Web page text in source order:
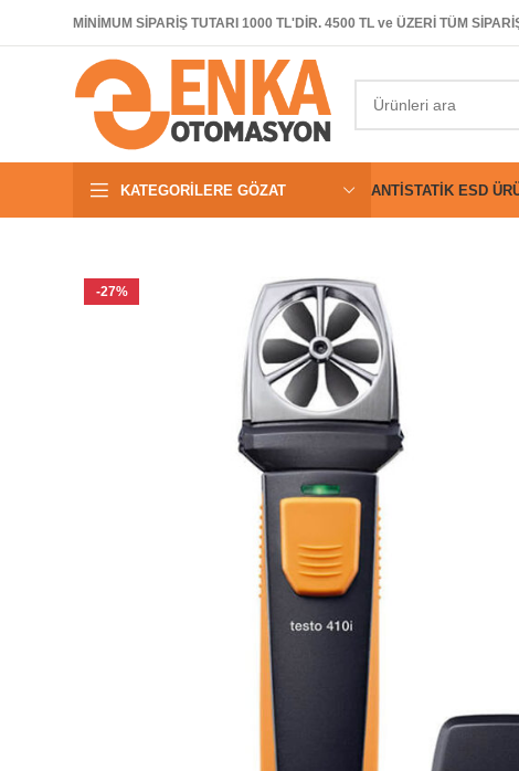
MİNİMUM SİPARİŞ TUTARI 1000 TL'DİR. 4500 TL ve ÜZERİ TÜM
KATEGORILERE GÖZAT ANTISTATIK ESD
-27%